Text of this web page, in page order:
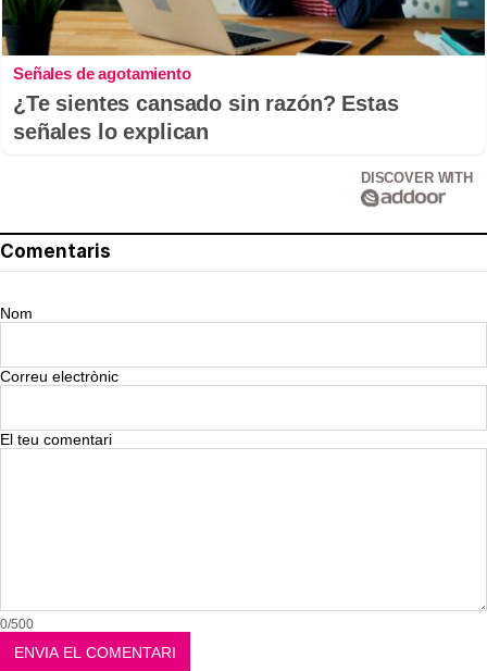
Señales de agotamiento
¿Te sientes cansado sin razón? Estas
señales lo explican
DISCOVER WITH
Comentaris
Nom
Correu electrònic
El teu comentari
0/500